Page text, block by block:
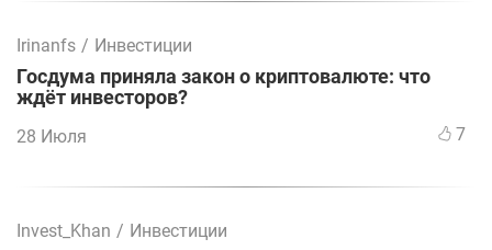
Irinanfs / Инвестиции
Госдума приняла закон о криптовалюте: что
ждёт инвесторов?
28 Июля 7
Invest_Khan / Инвестиции